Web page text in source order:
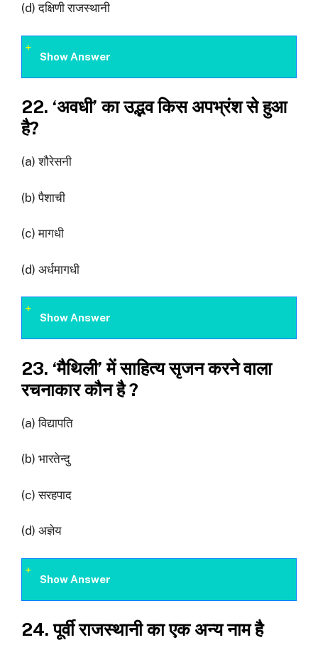
(d) दक्षिणी राजस्थानी
Show Answer
22. ‘अवधी’ का उद्भव किस अपभ्रंश से हुआ
है?
(a) शौरेसनी
(b) पैशाची
(c) मागधी
(d) अर्धमागधी
Show Answer
23. ‘मैथिली’ में साहित्य सृजन करने वाला
रचनाकार कौन है ?
(a) विद्यापति
(b) भारतेन्दु
(c) सरहपाद
(d) अज्ञेय
Show Answer
24. पूर्वी राजस्थानी का एक अन्य नाम है